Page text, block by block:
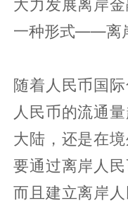
大力发展离岸
一种形式——离
随着人民币国
人民币的流通
大陆，还是在
要通过离岸人民
而且建立离岸